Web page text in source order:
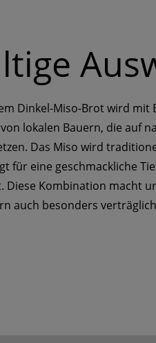
Dinkel-Miso-Brot wird mit
lokalen Bauern, die auf
Das Miso wird
für eine geschmackliche
Diese Kombination macht
auch besonders